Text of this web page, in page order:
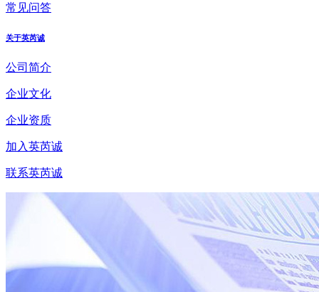
常见问答
关于英芮诚
公司简介
企业文化
企业资质
加入英芮诚
联系英芮诚